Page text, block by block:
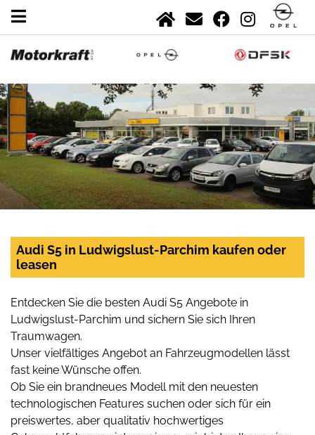
Audi S5 in Ludwigslust-Parchim kaufen oder
leasen
Entdecken Sie die besten Audi S5 Angebote in
Ludwigslust-Parchim und sichern Sie sich Ihren
Traumwagen.
Unser vielfältiges Angebot an Fahrzeugmodellen lässt
fast keine Wünsche offen.
Ob Sie ein brandneues Modell mit den neuesten
technologischen Features suchen oder sich für ein
preiswertes, aber qualitativ hochwertiges